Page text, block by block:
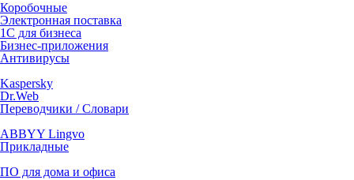
Коробочные
Электронная поставка
1С для бизнеса
Бизнес-приложения
Антивирусы
Kaspersky
Dr.Web
Переводчики / Словари
ABBYY Lingvo
Прикладные
ПО для дома и офиса